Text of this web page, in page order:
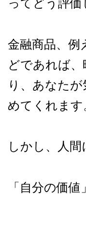
ってどう評
金融商品、例
どであれば
り、あなた
めてくれます
しかし、人
「自分の価